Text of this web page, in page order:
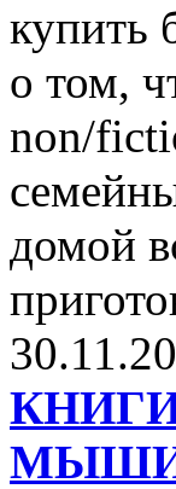
купить
о том,
non/
домой